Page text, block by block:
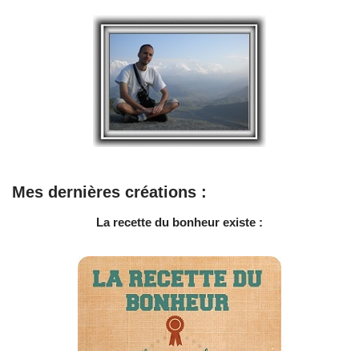
Mes dernières créations :
La recette du bonheur existe :